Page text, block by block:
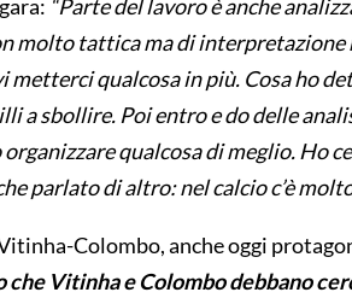
“Parte del lavoro è anche
molto tattica ma di interpretazione
qualcosa in più. Cosa ho
a sbollire. Poi entro e do delle
qualcosa di meglio. Ho
parlato di altro: nel calcio c’è
Colombo, anche oggi
che Vitinha e Colombo debbano